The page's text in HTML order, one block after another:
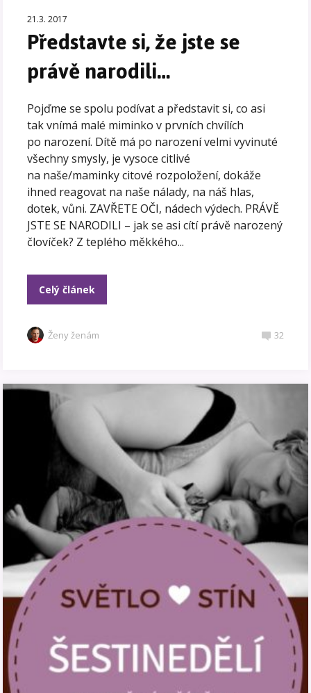
21.3. 2017
Představte si, že jste se
právě narodili…
Pojďme se spolu podívat a představit si, co asi
tak vnímá malé miminko v prvních chvílích
po narození. Dítě má po narození velmi vyvinuté
všechny smysly, je vysoce citlivé
na naše/maminky citové rozpoložení, dokáže
ihned reagovat na naše nálady, na náš hlas,
dotek, vůni. ZAVŘETE OČI, nádech výdech. PRÁVĚ
JSTE SE NARODILI – jak se asi cítí právě narozený
človíček? Z teplého měkkého...
Celý článek
Ženy ženám 32